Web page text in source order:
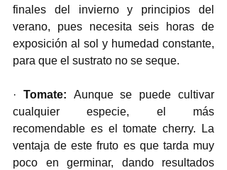
finales del invierno y principios del
verano, pues necesita seis horas de
exposición al sol y humedad constante,
para que el sustrato no se seque.
· Tomate: Aunque se puede cultivar
cualquier especie, el más
recomendable es el tomate cherry. La
ventaja de este fruto es que tarda muy
poco en germinar, dando resultados